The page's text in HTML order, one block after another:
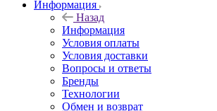
Информация
Назад
Информация
Условия оплаты
Условия доставки
Вопросы и ответы
Бренды
Технологии
Обмен и возврат